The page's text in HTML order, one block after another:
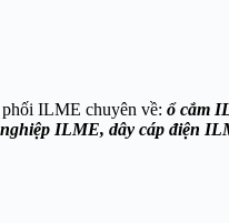
ILME chuyên về: ổ cắm
ILME, dây cáp điện